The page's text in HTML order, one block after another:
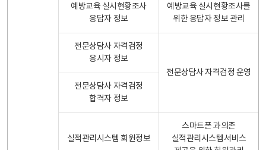
예방교육 실시현황조사
응답자 정보
예방교육 실시현황조사를
위한 응답자 정보 관리
전문상담사 자격검정
응시자 정보
전문상담사 자격검정 운영
전문상담사 자격검정
합격자 정보
실적관리시스템 회원정보
스마트폰 과의존
실적관리시스템서비스